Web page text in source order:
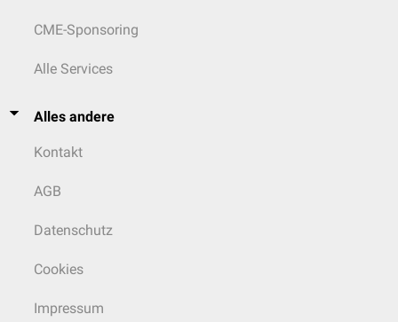
CME-Sponsoring
Alle Services
Alles andere
Kontakt
AGB
Datenschutz
Cookies
Impressum